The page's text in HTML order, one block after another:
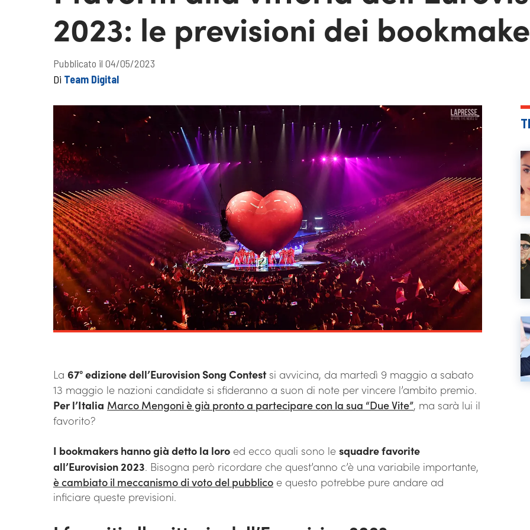
2023: le previsioni dei
Pubblicato il 04/05/2023
Di Team Digital
La 67° edizione dell’Eurovision Song Contestsi avvicina, da martedì 9 maggio a sabato
13 maggio le nazioni candidate si sfideranno a suon di note per vincere l’ambito premio.
Per l’Italia Marco Mengoni è già pronto a partecipare con la sua “Due Vite”, ma sarà lui il
favorito?
I bookmakers hanno già detto la loro ed ecco quali sono le squadre favorite
all’Eurovision 2023. Bisogna però ricordare che quest’anno c’è una variabile importante,
è cambiato il meccanismo di voto del pubblico e questo potrebbe pure andare ad
inficiare queste previsioni.